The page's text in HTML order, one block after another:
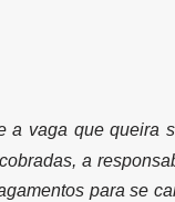
a vaga que queira
a
para se